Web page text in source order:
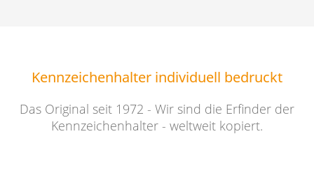
Kennzeichenhalter individuell bedruckt
Das Original seit 1972 - Wir sind die Erfinder der
Kennzeichenhalter - weltweit kopiert.